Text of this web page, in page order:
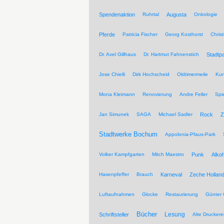
Spendenaktion Ruhrtal Augusta Onkologie
Pferde Patricia Fischer Georg Kosthorst
Dr. Axel Gillhaus Dr. Hartmut Fahnenstich
Jose Chielli Dirk Hochscheid Oldtimermeile
Mona Kleimann Renovierung Andre Feller
Jan Simunek SAGA Michael Sadler Rock
Stadtwerke Bochum Appolonia-Pfaus-Park
Volker Kampfgarten Mitch Maestro Punk
Hasenpfeffer Brauch Karneval Zeche Holland
Luftaufnahmen Glocke Restaurierung Günter
Schriftsteller Bücher Lesung Alte